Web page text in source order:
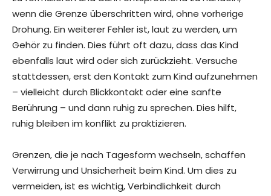
wenn die Grenze überschritten wird, ohne vorherige
Drohung. Ein weiterer Fehler ist, laut zu werden, um
Gehör zu finden. Dies führt oft dazu, dass das Kind
ebenfalls laut wird oder sich zurückzieht. Versuche
stattdessen, erst den Kontakt zum Kind aufzunehmen
– vielleicht durch Blickkontakt oder eine sanfte
Berührung – und dann ruhig zu sprechen. Dies hilft,
ruhig bleiben im konflikt zu praktizieren.
Grenzen, die je nach Tagesform wechseln, schaffen
Verwirrung und Unsicherheit beim Kind. Um dies zu
vermeiden, ist es wichtig, Verbindlichkeit durch